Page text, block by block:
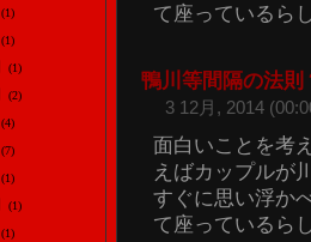
て座っているら
鴨川等間隔の法則
3 12月, 2014
面白いことを考
えばカップルが
すぐに思い浮か
て座っているら
(1)
(1)
(1)
(2)
(4)
(7)
(1)
(1)
(1)